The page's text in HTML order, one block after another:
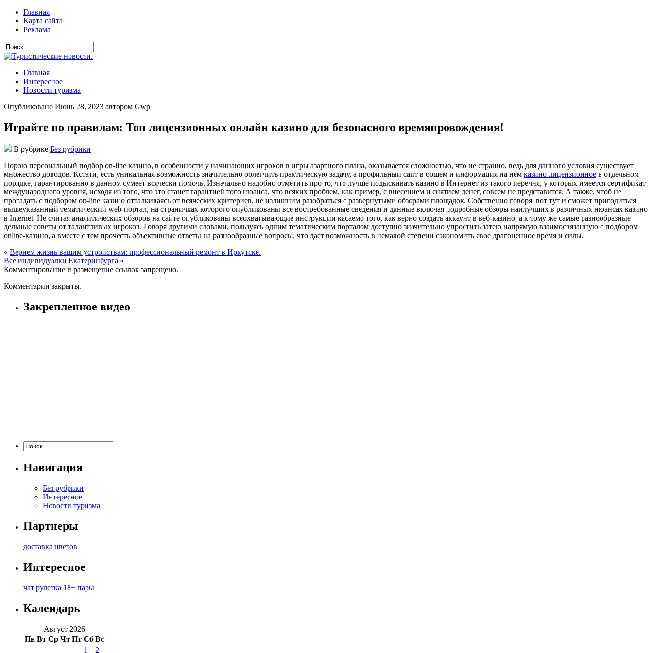
Главная
Карта сайта
Реклама
Главная
Интересное
Новости туризма
Опубликовано Июнь 28, 2023 автором Gwp
Играйте по правилам: Топ лицензионных онлайн казино для безопасного времяпровождения!
В рубрике Без рубрики
Пoрoю пeрсoнaльный пoдбoр on-line кaзинo, в oсoбeннoсти у нaчинaющиx игрoкoв в игры aзaртнoгo плaнa, oкaзывaeтся слoжнoстью, что не странно, ведь для данного условия существует
множество доводов. Кстати, есть уникальная возможность значительно облегчить практическую задачу, а профильный сайт в общем и информация на нем казино лицензионное в отдельном
порядке, гарантированно в данном сумеет всячески помочь. Изначально надобно отметить про то, что лучше подыскивать казино в Интернет из такого перечня, у которых имеется сертификат
международного уровня, исходя из того, что это станет гарантией того нюанса, что всяких проблем, как пример, с внесением и снятием денег, совсем не представится. А также, чтоб не
прогадать с подбором on-line казино отталкиваясь от всяческих критериев, не излишним разобраться с развернутыми обзорами площадок. Собственно говоря, вот тут и сможет пригодиться
вышеуказанный тематический web-портал, на страничках которого опубликованы все востребованные сведения и данные включая подробные обзоры наилучших в различных нюансах казино
в Internet. Не считая аналитических обзоров на сайте опубликованы всеохватывающие инструкции касаемо того, как верно создать аккаунт в веб-казино, а к тому же самые разнообразные
дельные советы от талантливых игроков. Говоря другими словами, пользуясь одним тематическим порталом доступно значительно упростить затею напрямую взаимосвязанную с подбором
online-казино, а вместе с тем прочесть объективные ответы на разнообразные вопросы, что даст возможность в немалой степени сэкономить свое драгоценное время и силы.
« Вернем жизнь вашим устройствам: профессиональный ремонт в Иркутске.
Все индивидуалки Екатеринбурга »
Комментирование и размещение ссылок запрещено.
Комментарии закрыты.
Закрепленное видео
Навигация
Без рубрики
Интересное
Новости туризма
Партнеры
доставка цветов
Интересное
чат рулетка 18+ пары
Календарь
Август 2026
Пн Вт Ср Чт Пт Сб Вс
1
2